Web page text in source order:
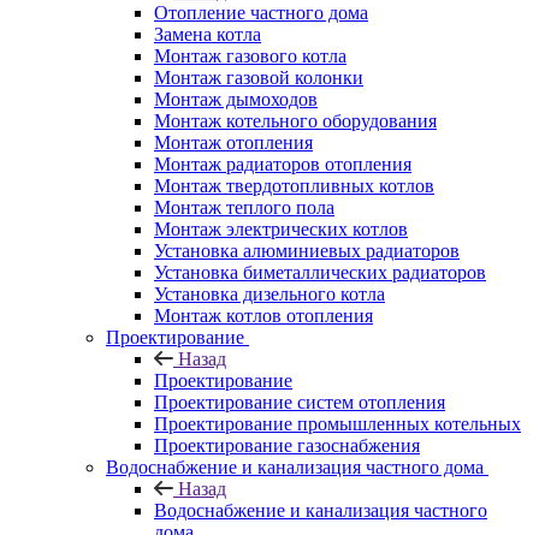
Отопление частного дома
Замена котла
Монтаж газового котла
Монтаж газовой колонки
Монтаж дымоходов
Монтаж котельного оборудования
Монтаж отопления
Монтаж радиаторов отопления
Монтаж твердотопливных котлов
Монтаж теплого пола
Монтаж электрических котлов
Установка алюминиевых радиаторов
Установка биметаллических радиаторов
Установка дизельного котла
Монтаж котлов отопления
Проектирование
Назад
Проектирование
Проектирование систем отопления
Проектирование промышленных котельных
Проектирование газоснабжения
Водоснабжение и канализация частного дома
Назад
Водоснабжение и канализация частного